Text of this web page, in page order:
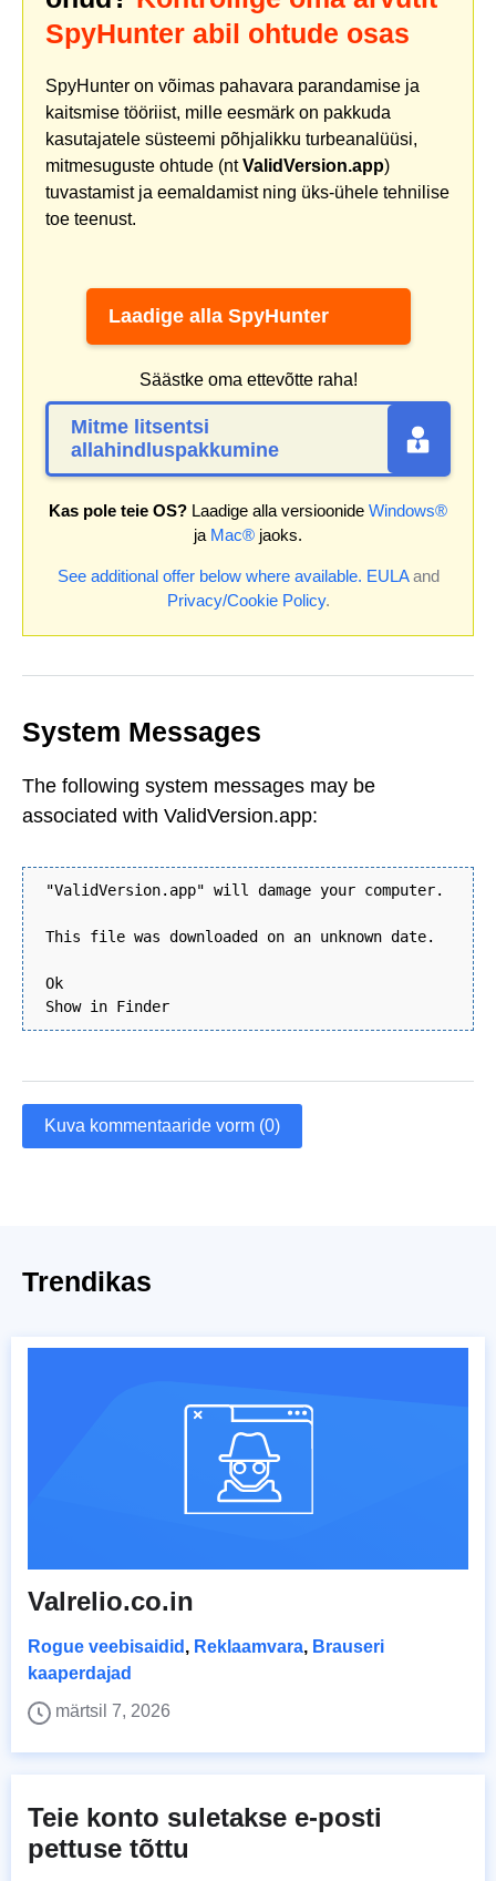
SpyHunter abil ohtude osas
SpyHunter on võimas pahavara parandamise ja
kaitsmise tööriist, mille eesmärk on pakkuda
kasutajatele süsteemi põhjalikku turbeanalüüsi,
mitmesuguste ohtude (ntValidVersion.app)
tuvastamist ja eemaldamist ning üks-ühele tehnilise
toe teenust.
Laadige alla SpyHunter
Säästke oma ettevõtte raha!
Mitme litsentsi
allahindluspakkumine
Kas pole teie OS? Laadige alla versioonide Windows®
ja Mac® jaoks.
See additional offer below where available. EULAand
Privacy/Cookie Policy.
System Messages
The following system messages may be
associated with ValidVersion.app:
"ValidVersion.app" will damage your computer.
This file was downloaded on an unknown date.
Ok
Show in Finder
Kuva kommentaaride vorm (0)
Trendikas
Valrelio.co.in
Rogue veebisaidid , Reklaamvara, Brauseri
kaaperdajad
märtsil 7, 2026
Teie konto suletakse e-posti
pettuse tõttu